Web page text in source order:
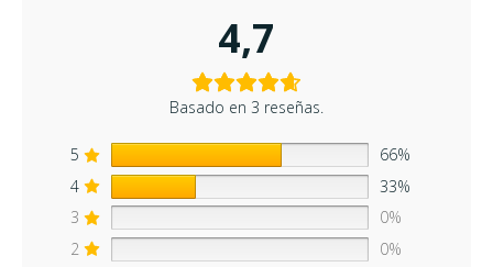
4,7
Basado en 3 reseñas.
5
66%
4
33%
3
0%
2
0%